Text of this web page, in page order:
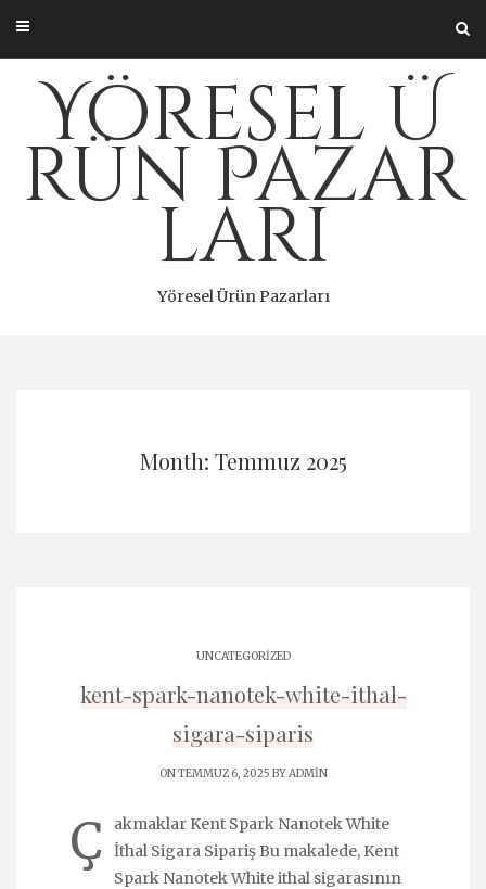
content
Yöresel Ü
rün Pazar
ları
Yöresel Ürün Pazarları
Month: Temmuz 2025
UNCATEGORIZED
kent-spark-nanotek-white-ithal-
sigara-siparis
ON TEMMUZ 6, 2025 BYADMIN
Ç
akmaklar Kent Spark Nanotek White
İthal Sigara Sipariş Bu makalede, Kent
Spark Nanotek White ithal sigarasının